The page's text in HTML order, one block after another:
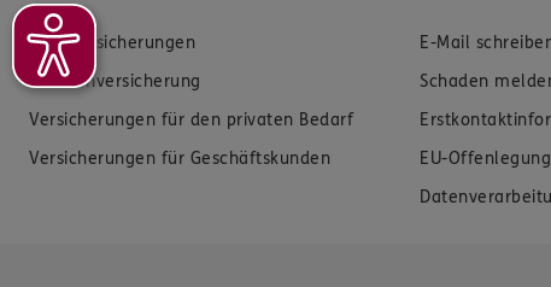
Zahnversicherungen
Krankenversicherung
Versicherungen für den privaten Bedarf
Versicherungen für Geschäftskunden
E-Mail
Schaden
EU-